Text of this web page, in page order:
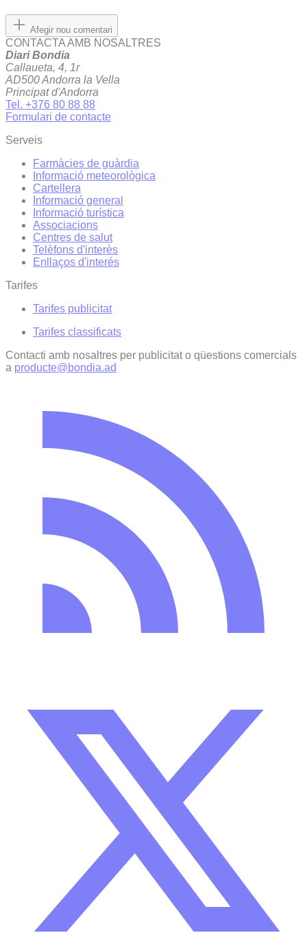
Afegir nou comentari
CONTACTA AMB NOSALTRES
Diari Bondia
Callaueta, 4, 1r
AD500 Andorra la Vella
Principat d'Andorra
Tel. +376 80 88 88
Formulari de contacte
Serveis
Farmàcies de guàrdia
Informació meteorològica
Cartellera
Informació general
Informació turística
Associacions
Centres de salut
Telèfons d'interès
Enllaços d'interés
Tarifes
Tarifes publicitat
Tarifes classificats
Contacti amb nosaltres per publicitat o qüestions comercials
a producte@bondia.ad